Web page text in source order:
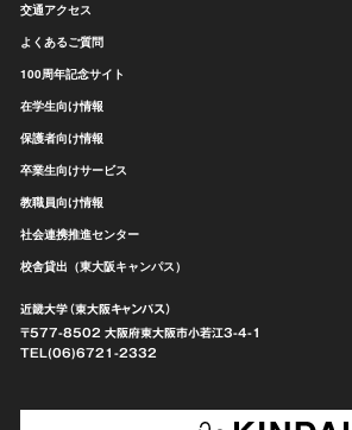
交通アクセス
よくあるご質問
100周年記念サイト
在学生向け情報
保護者向け情報
卒業生向けサービス
教職員向け情報
社会連携推進センター
校舎貸出（東大阪キャンパス）
近畿大学（東大阪キャンパス）
〒577-8502 大阪府東大阪市小若江3-4-1
TEL(06)6721-2332